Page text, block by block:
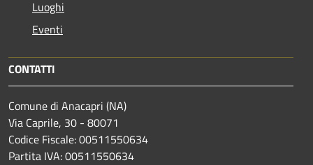
Luoghi
Eventi
CONTATTI
Comune di Anacapri (NA)
Via Caprile, 30 - 80071
Codice Fiscale: 00511550634
Partita IVA: 00511550634